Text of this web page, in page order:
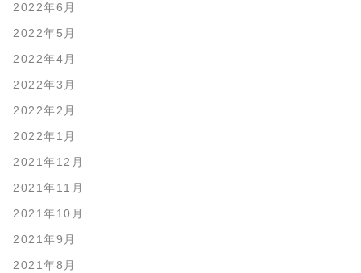
2022年6月
2022年5月
2022年4月
2022年3月
2022年2月
2022年1月
2021年12月
2021年11月
2021年10月
2021年9月
2021年8月